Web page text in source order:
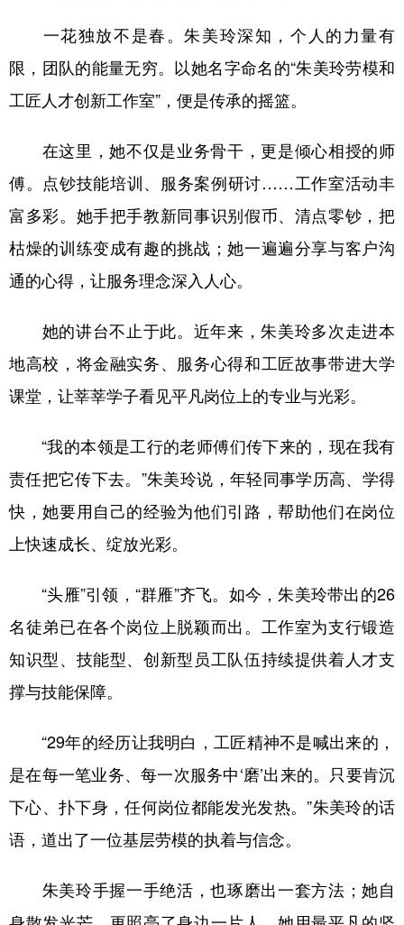
一花独放不是春。朱美玲深知，个人的力量有
限，团队的能量无穷。以她名字命名的“朱美玲劳模和
工匠人才创新工作室”，便是传承的摇篮。
在这里，她不仅是业务骨干，更是倾心相授的师
傅。点钞技能培训、服务案例研讨……工作室活动丰
富多彩。她手把手教新同事识别假币、清点零钞，把
枯燥的训练变成有趣的挑战；她一遍遍分享与客户沟
通的心得，让服务理念深入人心。
她的讲台不止于此。近年来，朱美玲多次走进本
地高校，将金融实务、服务心得和工匠故事带进大学
课堂，让莘莘学子看见平凡岗位上的专业与光彩。
“我的本领是工行的老师傅们传下来的，现在我有
责任把它传下去。”朱美玲说，年轻同事学历高、学得
快，她要用自己的经验为他们引路，帮助他们在岗位
上快速成长、绽放光彩。
“头雁”引领，“群雁”齐飞。如今，朱美玲带出的26
名徒弟已在各个岗位上脱颖而出。工作室为支行锻造
知识型、技能型、创新型员工队伍持续提供着人才支
撑与技能保障。
“29年的经历让我明白，工匠精神不是喊出来的，
是在每一笔业务、每一次服务中‘磨’出来的。只要肯沉
下心、扑下身，任何岗位都能发光发热。”朱美玲的话
语，道出了一位基层劳模的执着与信念。
朱美玲手握一手绝活，也琢磨出一套方法；她自